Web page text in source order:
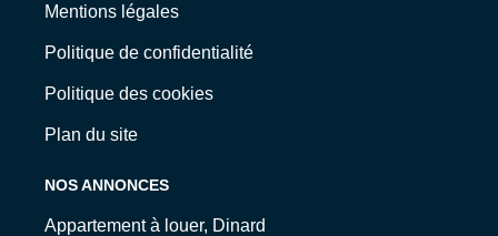
Mentions légales
Politique de confidentialité
Politique des cookies
Plan du site
NOS ANNONCES
Appartement à louer, Dinard